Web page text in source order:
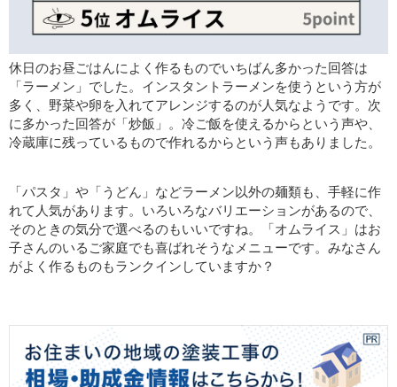
休日のお昼ごはんによく作るものでいちばん多かった回答は
「ラーメン」でした。インスタントラーメンを使うという方が
多く、野菜や卵を入れてアレンジするのが人気なようです。次
に多かった回答が「炒飯」。冷ご飯を使えるからという声や、
冷蔵庫に残っているもので作れるからという声もありました。
「パスタ」や「うどん」などラーメン以外の麺類も、手軽に作
れて人気があります。いろいろなバリエーションがあるので、
そのときの気分で選べるのもいいですね。「オムライス」はお
子さんのいるご家庭でも喜ばれそうなメニューです。みなさん
がよく作るものもランクインしていますか？